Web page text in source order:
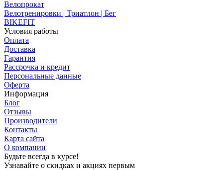
Велопрокат
Велотренировки | Триатлон | Бег
BIKEFIT
Условия работы
Оплата
Доставка
Гарантия
Рассрочка и кредит
Персональные данные
Оферта
Информация
Блог
Отзывы
Производители
Контакты
Карта сайта
О компании
Будьте всегда в курсе!
Узнавайте о скидках и акциях первым